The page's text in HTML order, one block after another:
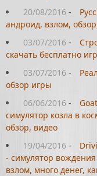
20/08/2016 -
андроид, взлом,
03/07/2016 -
скачать бесплатно
03/07/2016 -
обзор игры
06/06/2016 -
симулятор козла в
обзор, видео
19/04/2016 -
- симулятор
взлом, много денег,